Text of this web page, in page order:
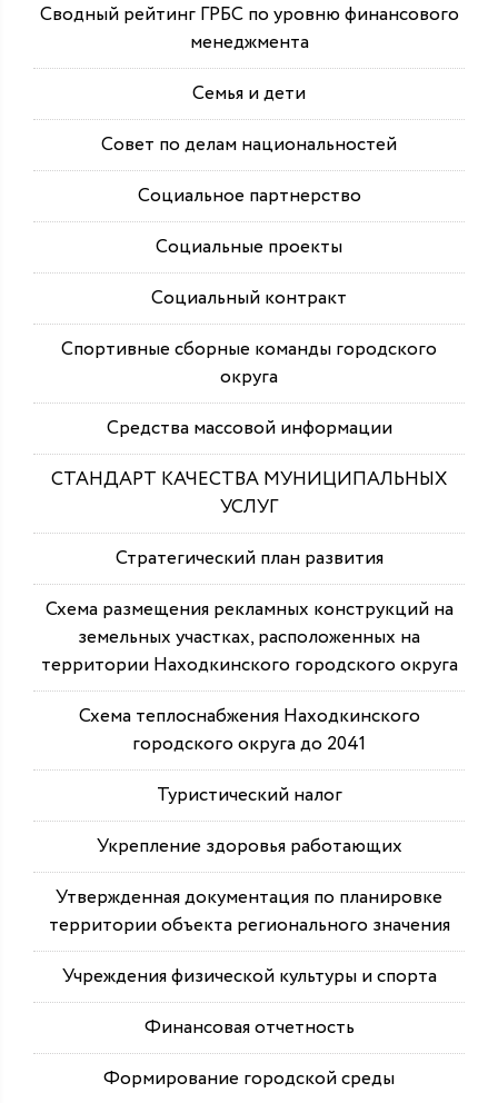
Сводный рейтинг ГРБС по уровню финансового
менеджмента
Семья и дети
Совет по делам национальностей
Социальное партнерство
Социальные проекты
Социальный контракт
Спортивные сборные команды городского
округа
Средства массовой информации
СТАНДАРТ КАЧЕСТВА МУНИЦИПАЛЬНЫХ
УСЛУГ
Стратегический план развития
Схема размещения рекламных конструкций на
земельных участках, расположенных на
территории Находкинского городского округа
Схема теплоснабжения Находкинского
городского округа до 2041
Туристический налог
Укрепление здоровья работающих
Утвержденная документация по планировке
территории объекта регионального значения
Учреждения физической культуры и спорта
Финансовая отчетность
Формирование городской среды